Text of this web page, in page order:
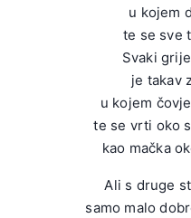
u kojem
te se sve
Svaki
je takav
u kojem
te se vrti oko
kao mačka
Ali s druge
samo malo